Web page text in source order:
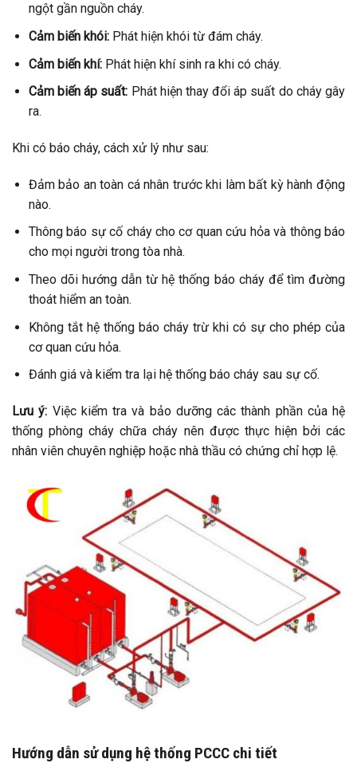
ngột gần nguồn cháy.
Cảm biến khói: Phát hiện khói từ đám cháy.
Cảm biến khí:Phát hiện khí sinh ra khi có cháy.
Cảm biến áp suất: Phát hiện thay đổi áp suất do cháy gây
ra.
Khi có báo cháy, cách xử lý như sau:
Đảm bảo an toàn cá nhân trước khi làm bất kỳ hành động
nào.
Thông báo sự cố cháy cho cơ quan cứu hỏa và thông báo
cho mọi người trong tòa nhà.
Theo dõi hướng dẫn từ hệ thống báo cháy để tìm đường
thoát hiểm an toàn.
Không tắt hệ thống báo cháy trừ khi có sự cho phép của
cơ quan cứu hỏa.
Đánh giá và kiểm tra lại hệ thống báo cháy sau sự cố.
Lưu ý: Việc kiểm tra và bảo dưỡng các thành phần của hệ
thống phòng cháy chữa cháy nên được thực hiện bởi các
nhân viên chuyên nghiệp hoặc nhà thầu có chứng chỉ hợp lệ.
Hướng dẫn sử dụng hệ thống PCCC chi tiết